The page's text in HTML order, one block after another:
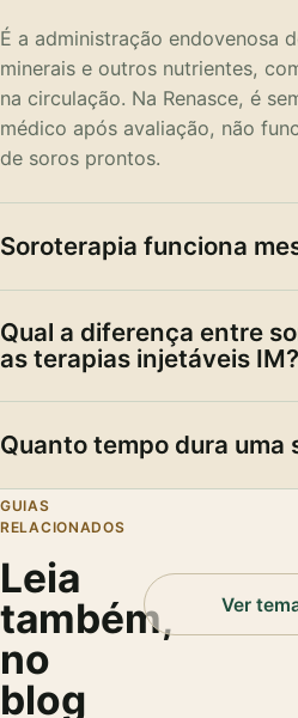
É a administração endovenosa
minerais e outros nutrientes,
na circulação. Na Renasce, é
médico após avaliação, não
de soros prontos.
Soroterapia funciona
Qual a diferença entre
as terapias injetáveis IM?
Quanto tempo dura uma
GUIAS
RELACIONADOS
Leia
também,
no
blog
Ver